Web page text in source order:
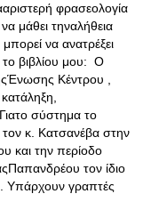
φρασεολογία
μάθει τηναλήθεια
να ανατρέξει
το βιβλίου μου: Ο
Κέντρου ,
σύστημα το
τον κ. Κατσανέβα στην
και την περίοδο
τον ίδιο
Υπάρχουν γραπτές